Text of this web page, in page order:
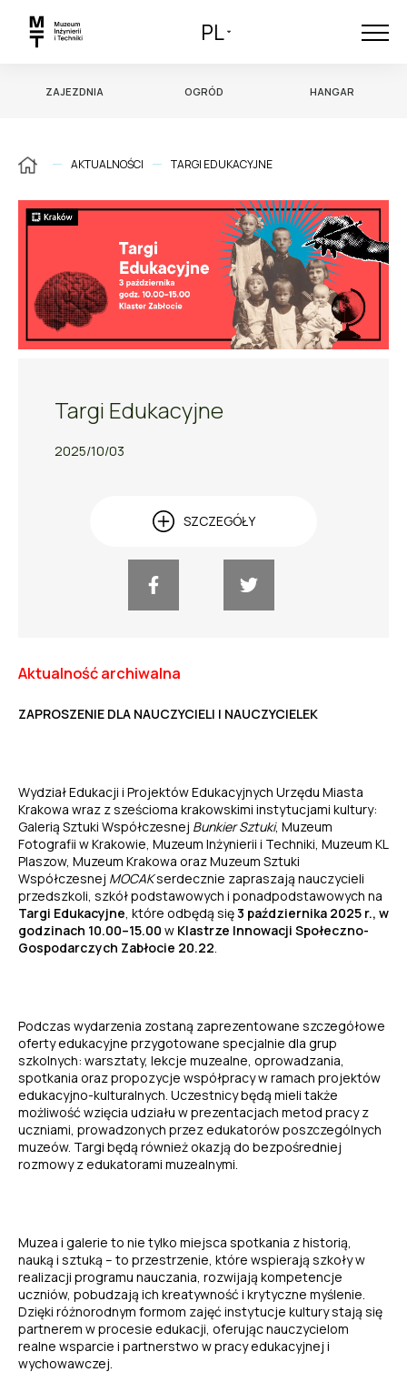
PL
ZAJEZDNIA OGRÓD HANGAR
AKTUALNOŚCI TARGI EDUKACYJNE
Targi Edukacyjne
2025/10/03
SZCZEGÓŁY
Aktualność archiwalna
ZAPROSZENIE DLA NAUCZYCIELI I NAUCZYCIELEK
Wydział Edukacji i Projektów Edukacyjnych Urzędu Miasta
Krakowa wraz z sześcioma krakowskimi instytucjami kultury:
Galerią Sztuki Współczesnej Bunkier Sztuki, Muzeum
Fotografii w Krakowie, Muzeum Inżynierii i Techniki, Muzeum KL
Plaszow, Muzeum Krakowa oraz Muzeum Sztuki
Współczesnej MOCAKserdecznie zapraszają nauczycieli
przedszkoli, szkół podstawowych i ponadpodstawowych na
Targi Edukacyjne , które odbędą się3 października 2025 r., w
godzinach 10.00–15.00 w Klastrze Innowacji Społeczno-
Gospodarczych Zabłocie 20.22
Podczas wydarzenia zostaną zaprezentowane szczegółowe
oferty edukacyjne przygotowane specjalnie dla grup
szkolnych: warsztaty, lekcje muzealne, oprowadzania,
spotkania oraz propozycje współpracy w ramach projektów
edukacyjno-kulturalnych. Uczestnicy będą mieli także
możliwość wzięcia udziału wprezentacjach metod pracy z
uczniami , prowadzonych przez edukatorów poszczególnych
muzeów. Targi będą również okazją do bezpośredniej
rozmowy z edukatorami muzealnymi.
Muzea i galerie to nie tylko miejsca spotkania z historią,
nauką i sztuką – to przestrzenie, które wspierają szkoły w
realizacji programu nauczania, rozwijają kompetencje
uczniów, pobudzają ich kreatywność i krytyczne myślenie.
Dzięki różnorodnym formom zajęć instytucje kultury stają się
partnerem w procesie edukacji, oferując nauczycielom
realne wsparcie i partnerstwo w pracy edukacyjnej i
wychowawczej.